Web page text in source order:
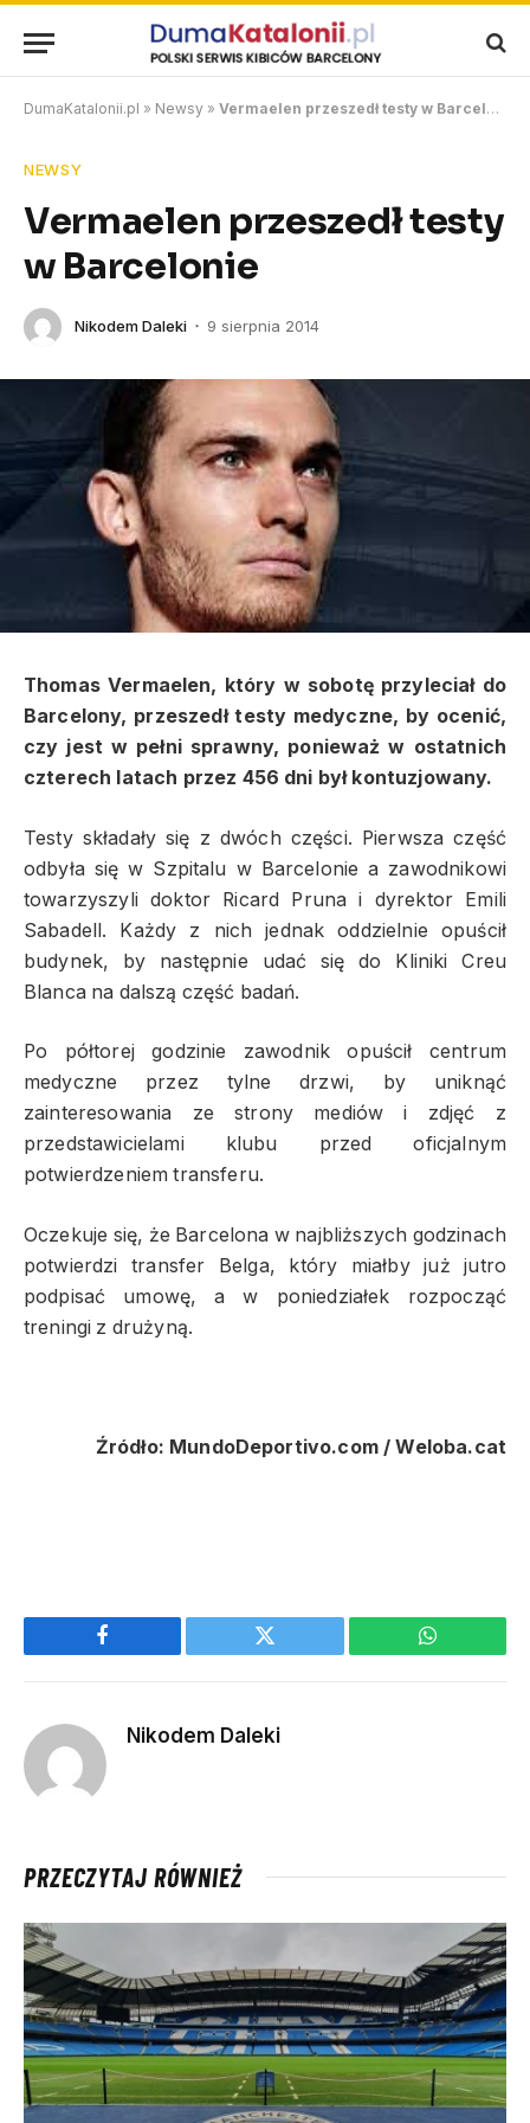
DumaKatalonii.pl » Newsy » Vermaelen przeszedł testy w Barcelonie
NEWSY
Vermaelen przeszedł testy
w Barcelonie
Nikodem Daleki 9 sierpnia 2014
Thomas Vermaelen, który w sobotę przyleciał do
Barcelony, przeszedł testy medyczne, by ocenić,
czy jest w pełni sprawny, ponieważ w ostatnich
czterech latach przez 456 dni był kontuzjowany.
Testy składały się z dwóch części. Pierwsza część
odbyła się w Szpitalu w Barcelonie a zawodnikowi
towarzyszyli doktor Ricard Pruna i dyrektor Emili
Sabadell. Każdy z nich jednak oddzielnie opuścił
budynek, by następnie udać się do Kliniki Creu
Blanca na dalszą część badań.
Po półtorej godzinie zawodnik opuścił centrum
medyczne przez tylne drzwi, by uniknąć
zainteresowania ze strony mediów i zdjęć z
przedstawicielami klubu przed oficjalnym
potwierdzeniem transferu.
Oczekuje się, że Barcelona w najbliższych godzinach
potwierdzi transfer Belga, który miałby już jutro
podpisać umowę, a w poniedziałek rozpocząć
treningi z drużyną.
Źródło: MundoDeportivo.com / Weloba.cat
Facebook Twitter WhatsApp
Nikodem Daleki
PRZECZYTAJ RÓWNIEŻ